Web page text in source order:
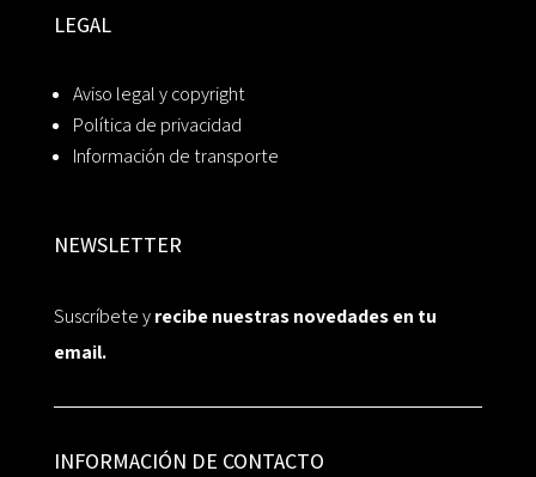
LEGAL
Aviso legal y copyright
Política de privacidad
Información de transporte
NEWSLETTER
Suscríbete yrecibe nuestras novedades en tu
email.
INFORMACIÓN DE CONTACTO